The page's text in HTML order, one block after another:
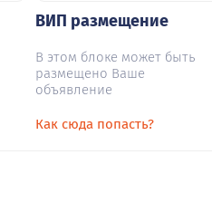
ВИП размещение
В этом блоке может быть
размещено Ваше
объявление
Как сюда попасть?